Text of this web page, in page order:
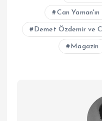
Can Yaman'ın
Demet Özdemir ve
Magazin